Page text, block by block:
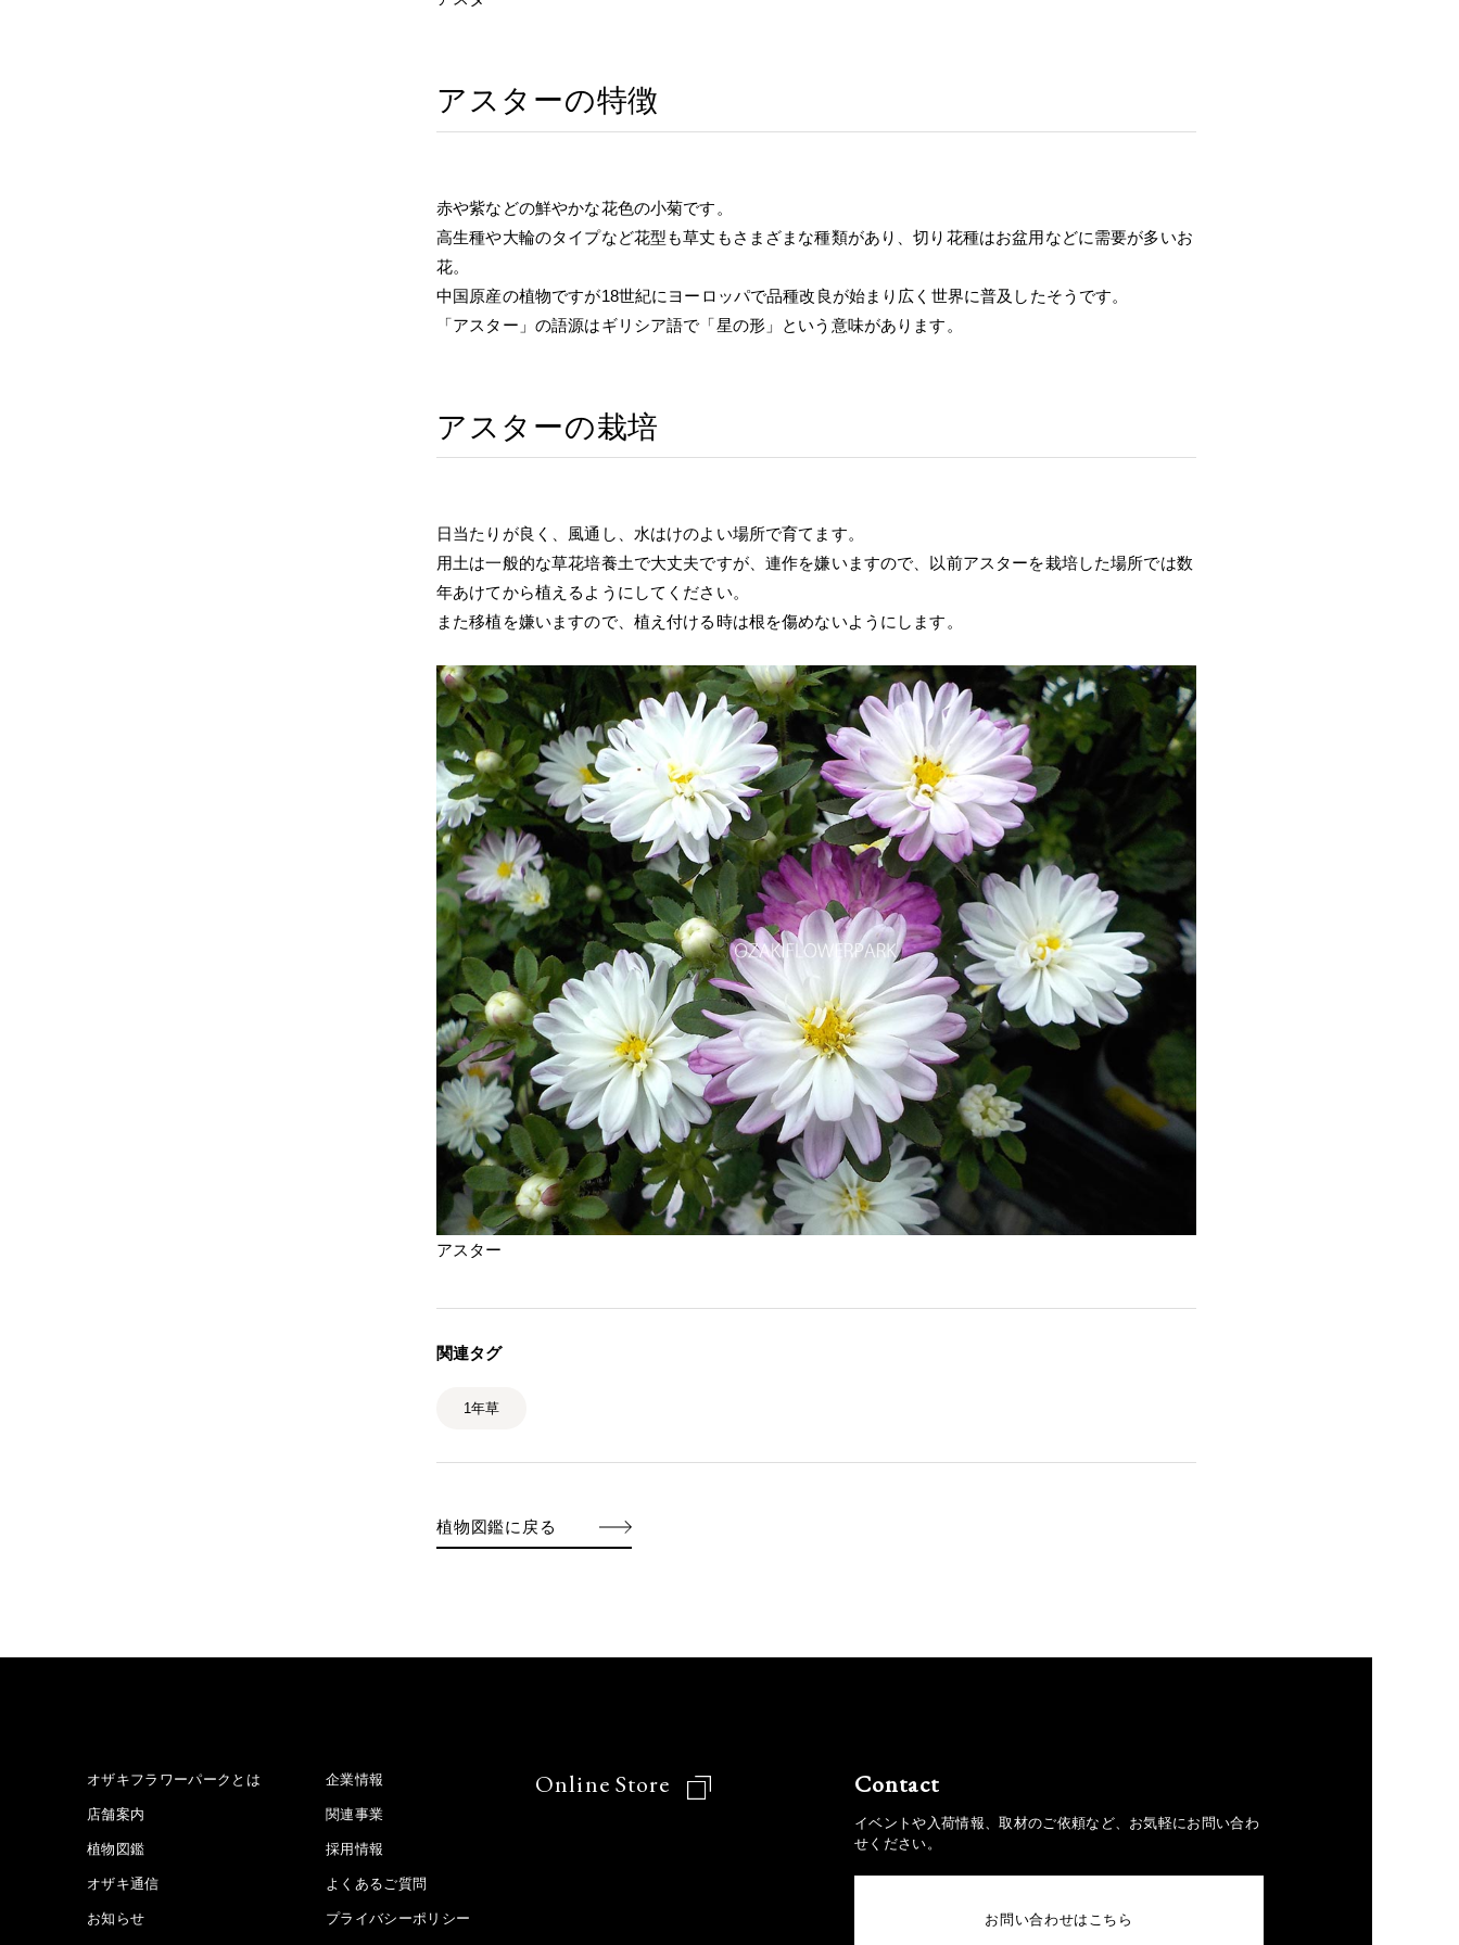
アスターの特徴
赤や紫などの鮮やかな花色の小菊です。
高生種や大輪のタイプなど花型も草丈もさまざまな種類があり、切り花種はお盆用などに需要が多いお
花。
中国原産の植物ですが18世紀にヨーロッパで品種改良が始まり広く世界に普及したそうです。
「アスター」の語源はギリシア語で「星の形」という意味があります。
アスターの栽培
日当たりが良く、風通し、水はけのよい場所で育てます。
用土は一般的な草花培養土で大丈夫ですが、連作を嫌いますので、以前アスターを栽培した場所では数
年あけてから植えるようにしてください。
また移植を嫌いますので、植え付ける時は根を傷めないようにします。
アスター
関連タグ
1年草
植物図鑑に戻る
オザキフラワーパークとは
店舗案内
植物図鑑
オザキ通信
お知らせ
企業情報
関連事業
採用情報
よくあるご質問
プライバシーポリシー
Online Store Contact
イベントや入荷情報、取材のご依頼など、お気軽にお問い合わ
せください。
お問い合わせはこちら